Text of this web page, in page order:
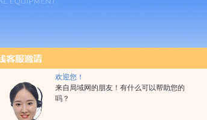
欢迎您！
来自局域网的朋友！有什么可以帮助您的
吗？